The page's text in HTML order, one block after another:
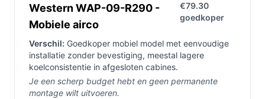
Western WAP-09-R290 -
Mobiele airco
€79.30
goedkoper
Verschil: Goedkoper mobiel model met eenvoudige
installatie zonder bevestiging, meestal lagere
koelconsistentie in afgesloten cabines.
Je een scherp budget hebt en geen permanente
montage wilt uitvoeren.